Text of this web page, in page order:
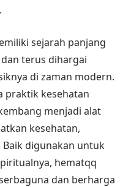
sejarah panjang
terus dihargai
di zaman modern.
praktik kesehatan
menjadi alat
kesehatan,
Baik digunakan untuk
hematqq
dan berharga